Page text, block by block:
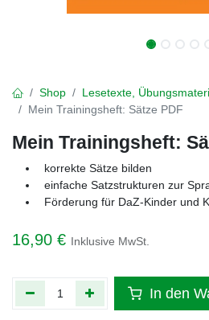
Shop
Lesetexte,
Mein Trainingsheft: Sätze PDF
Mein Trainingsheft:
korrekte Sätze bilden
einfache Satzstrukturen zur
Förderung für DaZ-Kinder und
16,90 € Inklusive MwSt.
In den